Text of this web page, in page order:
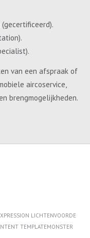
van een afspraak of
aircoservice,
brengmogelijkheden.
LICHTENVOORDE
TEMPLATEMONSTER